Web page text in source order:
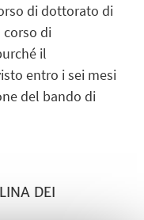
di dottorato di
di
il
entro i sei mesi
del bando di
DEI